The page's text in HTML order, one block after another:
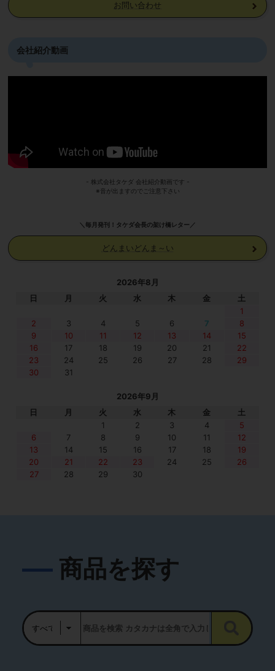
お問い合わせ
会社紹介動画
- 株式会社タケダ 会社紹介動画です -
※音が出ますのでご注意下さい
＼毎月発刊！タケダ会長の架け橋レター／
どんまいどんま～い
2026年8月
日
月 火 水 木 金
土
1
2
3 4 5 6 7
8
9
10 11 12 13 14
15
16
17 18 19 20 21
22
23
24 25 26 27 28
29
30
31
2026年9月
日
月 火 水 木 金
土
1
2 3 4
5
6
7 8 9 10 11
12
13
14 15 16 17 18
19
20
21 22 23 24 25
26
27
28 29 30
商品を探す